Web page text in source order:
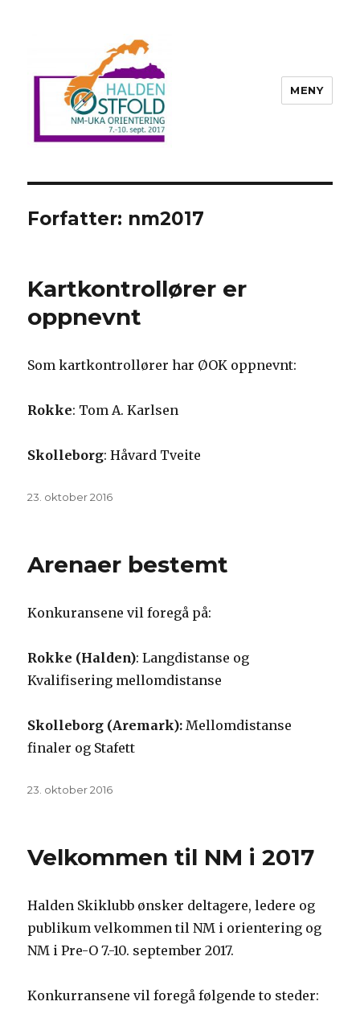
2017 – Arrangør: Halden Skiklubb
MENY
Forfatter: nm2017
Kartkontrollører er
oppnevnt
Som kartkontrollører har ØOK oppnevnt:
Rokke: Tom A. Karlsen
Skolleborg: Håvard Tveite
Publisert
23. oktober 2016
Arenaer bestemt
Konkuransene vil foregå på:
Rokke (Halden): Langdistanse og
Kvalifisering mellomdistanse
Skolleborg (Aremark): Mellomdistanse
finaler og Stafett
Publisert
23. oktober 2016
Velkommen til NM i 2017
Halden Skiklubb ønsker deltagere, ledere og
publikum velkommen til NM i orientering og
NM i Pre-O 7.-10. september 2017.
Konkurransene vil foregå følgende to steder: